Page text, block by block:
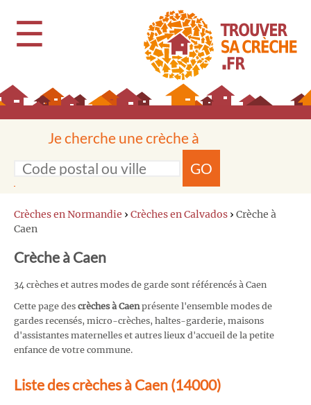
☰
Je cherche une crèche à
GO
Crèches en Normandie › Crèches en Calvados › Crèche à
Caen
Crèche à Caen
34 crèches et autres modes de garde sont référencés à Caen
Cette page des crèches à Caen présente l'ensemble modes de
gardes recensés, micro-crèches, haltes-garderie, maisons
d'assistantes maternelles et autres lieux d'accueil de la petite
enfance de votre commune.
Liste des crèches à Caen (14000)